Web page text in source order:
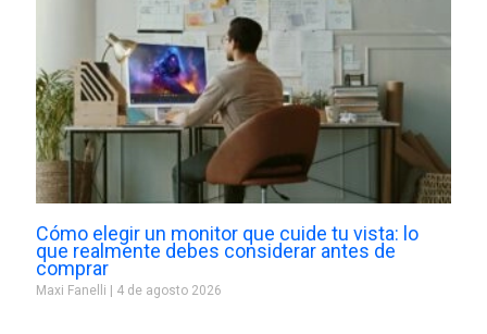
Cómo elegir un monitor que cuide tu vista: lo
que realmente debes considerar antes de
comprar
Maxi Fanelli 4 de agosto 2026